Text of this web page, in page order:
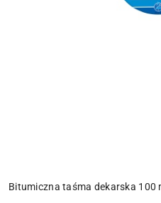
Bitumiczna taśma dekarska 100